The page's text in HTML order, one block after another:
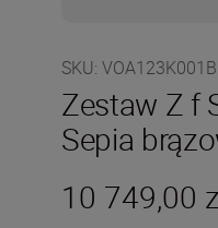
SKU:
Zestaw Z f
Sepia
10 749,00